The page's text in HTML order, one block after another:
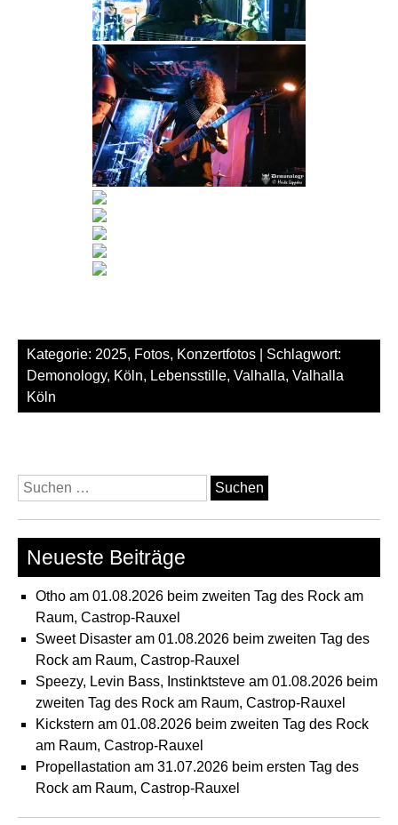
Kategorie: 2025, Fotos, Konzertfotos | Schlagwort:
Demonology, Köln, Lebensstille, Valhalla, Valhalla
Köln
Suchen
nach:
Neueste Beiträge
Otho am 01.08.2026 beim zweiten Tag des Rock am
Raum, Castrop-Rauxel
Sweet Disaster am 01.08.2026 beim zweiten Tag des
Rock am Raum, Castrop-Rauxel
Speezy, Levin Bass, Instinktsteve am 01.08.2026 beim
zweiten Tag des Rock am Raum, Castrop-Rauxel
Kickstern am 01.08.2026 beim zweiten Tag des Rock
am Raum, Castrop-Rauxel
Propellastation am 31.07.2026 beim ersten Tag des
Rock am Raum, Castrop-Rauxel